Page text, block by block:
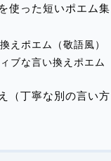
使った短いポエム
えポエム（敬語風）
ブな言い換えポエム
丁寧な別の言い